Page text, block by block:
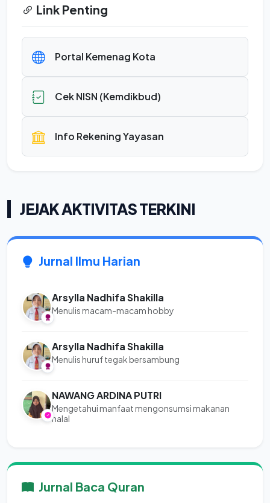
Link Penting
Portal Kemenag Kota
Cek NISN (Kemdikbud)
Info Rekening Yayasan
JEJAK AKTIVITAS TERKINI
Jurnal Ilmu Harian
Arsylla Nadhifa Shakilla
Menulis macam-macam hobby
Arsylla Nadhifa Shakilla
Menulis huruf tegak bersambung
NAWANG ARDINA PUTRI
Mengetahui manfaat mengonsumsi makanan
halal
Jurnal Baca Quran